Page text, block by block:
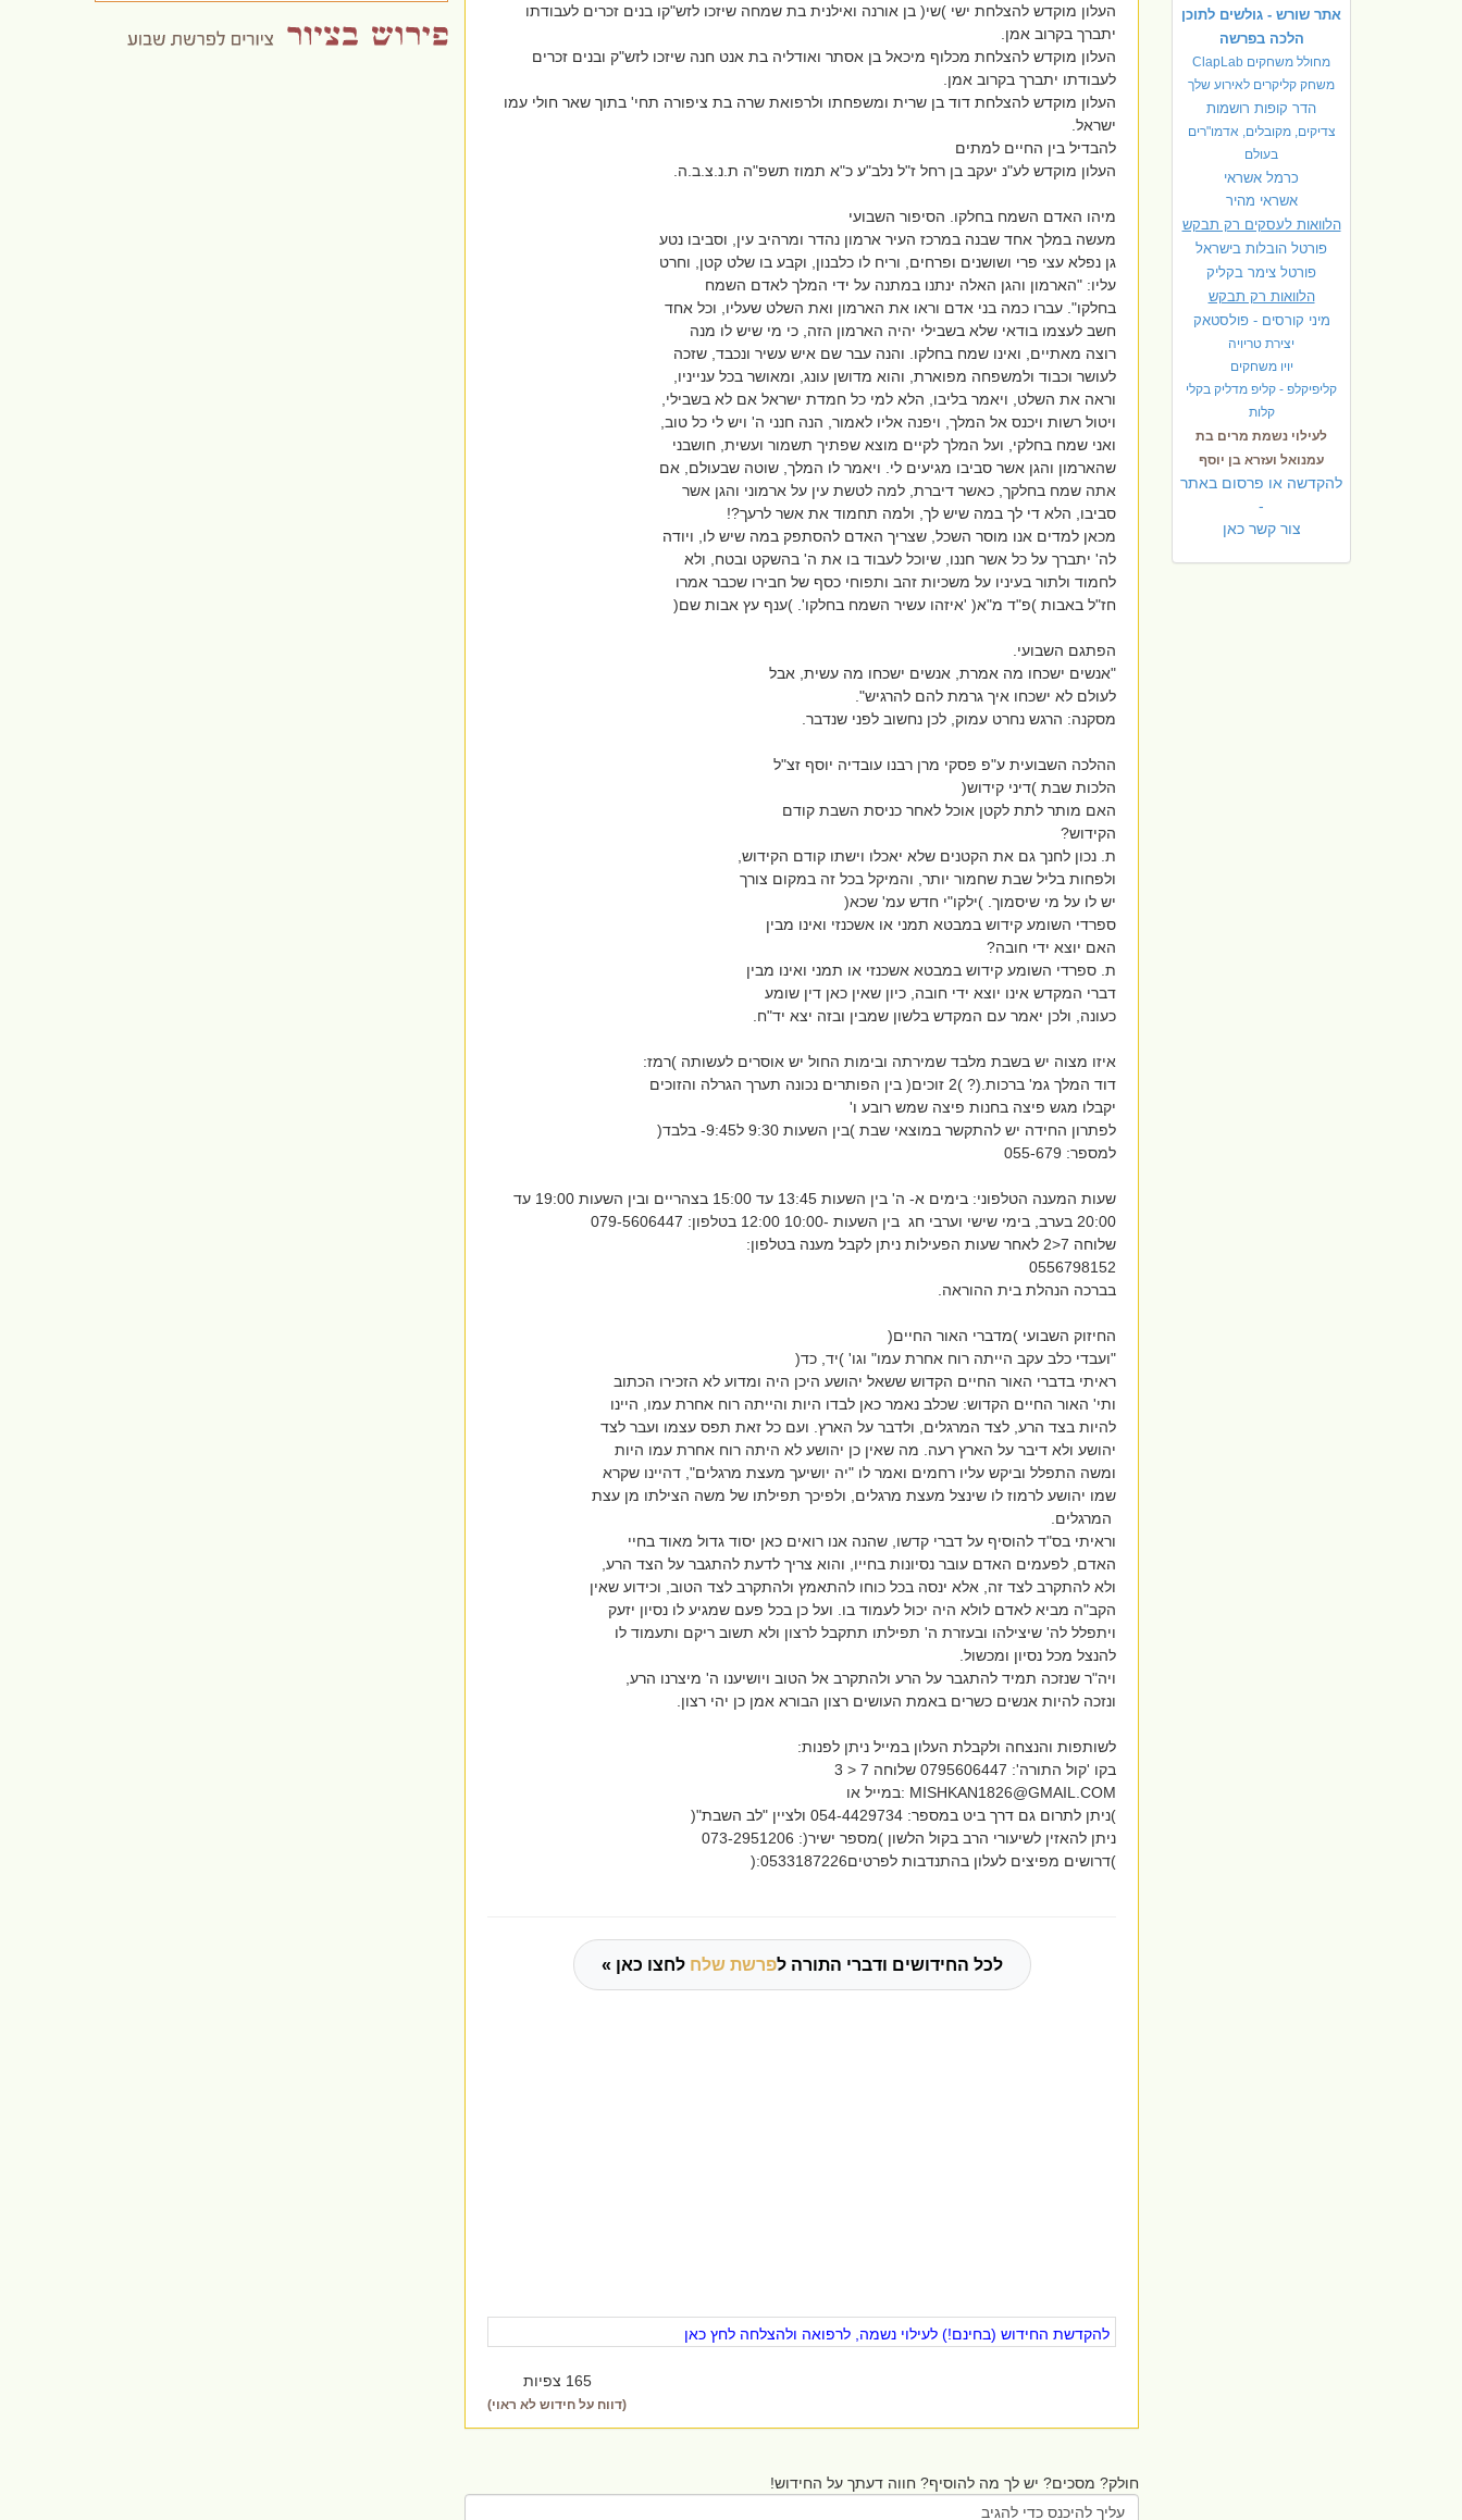
אתר שורש - גולשים לתוכן
הלכה בפרשה
מחולל משחקים ClapLab
משחק קליקרים לאירוע שלך
הדר קופות רושמות
צדיקים, מקובלים, אדמו"רים
בעולם
כרמל אשראי
אשראי מהיר
הלוואות לעסקים רק תבקש
פורטל הובלות בישראל
פורטל צימר בקליק
הלוואות רק תבקש
מיני קורסים - פולסטאק
יצירת טריויה
יויו משחקים
קליפיקלפ - קליפ מדליק בקלי
קלות
לעילוי נשמת מרים בת
עמנואל ועזרא בן יוסף
להקדשה או פרסום באתר
-
צור קשר כאן
העלון מוקדש להצלחת ישי )שי( בן אורנה ואילנית בת שמחה שיזכו לזש"קו בנים זכרים לעבודתו
יתברך בקרוב אמן.
העלון מוקדש להצלחת מכלוף מיכאל בן אסתר ואודליה בת אנט חנה שיזכו לזש"ק ובנים זכרים
לעבודתו יתברך בקרוב אמן.
העלון מוקדש להצלחת דוד בן שרית ומשפחתו ולרפואת שרה בת ציפורה תחי' בתוך שאר חולי עמו
ישראל.
להבדיל בין החיים למתים
העלון מוקדש לע"נ יעקב בן רחל ז"ל נלב"ע כ"א תמוז תשפ"ה ת.נ.צ.ב.ה.
מיהו האדם השמח בחלקו. הסיפור השבועי
מעשה במלך אחד שבנה במרכז העיר ארמון נהדר ומרהיב עין, וסביבו נטע
גן נפלא עצי פרי ושושנים ופרחים, וריח לו כלבנון, וקבע בו שלט קטן, וחרט
עליו: "הארמון והגן האלה ינתנו במתנה על ידי המלך לאדם השמח
בחלקו". עברו כמה בני אדם וראו את הארמון ואת השלט שעליו, וכל אחד
חשב לעצמו בודאי שלא בשבילי יהיה הארמון הזה, כי מי שיש לו מנה
רוצה מאתיים, ואינו שמח בחלקו. והנה עבר שם איש עשיר ונכבד, שזכה
לעושר וכבוד ולמשפחה מפוארת, והוא מדושן עונג, ומאושר בכל ענייניו,
וראה את השלט, ויאמר בליבו, הלא למי כל חמדת ישראל אם לא בשבילי,
ויטול רשות ויכנס אל המלך, ויפנה אליו לאמור, הנה חנני ה' ויש לי כל טוב,
ואני שמח בחלקי, ועל המלך לקיים מוצא שפתיך תשמור ועשית, חושבני
שהארמון והגן אשר סביבו מגיעים לי. ויאמר לו המלך, שוטה שבעולם, אם
אתה שמח בחלקך, כאשר דיברת, למה לטשת עין על ארמוני והגן אשר
סביבו, הלא די לך במה שיש לך, ולמה תחמוד את אשר לרעך?!
מכאן למדים אנו מוסר השכל, שצריך האדם להסתפק במה שיש לו, ויודה
לה' יתברך על כל אשר חננו, שיוכל לעבוד בו את ה' בהשקט ובטח, ולא
לחמוד ולתור בעיניו על משכיות זהב ותפוחי כסף של חבירו שכבר אמרו
חז"ל באבות )פ"ד מ"א( 'איזהו עשיר השמח בחלקו'. )ענף עץ אבות שם(
הפתגם השבועי.
"אנשים ישכחו מה אמרת, אנשים ישכחו מה עשית, אבל
לעולם לא ישכחו איך גרמת להם להרגיש".
מסקנה: הרגש נחרט עמוק, לכן נחשוב לפני שנדבר.
ההלכה השבועית ע"פ פסקי מרן רבנו עובדיה יוסף זצ"ל
הלכות שבת )דיני קידוש(
האם מותר לתת לקטן אוכל לאחר כניסת השבת קודם
הקידוש?
ת. נכון לחנך גם את הקטנים שלא יאכלו וישתו קודם הקידוש,
ולפחות בליל שבת שחמור יותר, והמיקל בכל זה במקום צורך
יש לו על מי שיסמוך. )ילקו"י חדש עמ' שכא(
ספרדי השומע קידוש במבטא תמני או אשכנזי ואינו מבין
האם יוצא ידי חובה?
ת. ספרדי השומע קידוש במבטא אשכנזי או תמני ואינו מבין
דברי המקדש אינו יוצא ידי חובה, כיון שאין כאן דין שומע
כעונה, ולכן יאמר עם המקדש בלשון שמבין ובזה יצא יד"ח.
איזו מצוה יש בשבת מלבד שמירתה ובימות החול יש אוסרים לעשותה )רמז:
דוד המלך גמ' ברכות.(? )2 זוכים( בין הפותרים נכונה תערך הגרלה והזוכים
יקבלו מגש פיצה בחנות פיצה שמש רובע ו'
לפתרון החידה יש להתקשר במוצאי שבת )בין השעות 9:30 ל9:45- בלבד(
למספר: 055-679
שעות המענה הטלפוני: בימים א- ה' בין השעות 13:45 עד 15:00 בצהריים ובין השעות 19:00 עד
20:00 בערב, בימי שישי וערבי חג בין השעות -10:00 12:00 בטלפון: 079-5606447
שלוחה 7<2 לאחר שעות הפעילות ניתן לקבל מענה בטלפון:
0556798152
בברכה הנהלת בית ההוראה.
החיזוק השבועי )מדברי האור החיים(
"ועבדי כלב עקב הייתה רוח אחרת עמו" וגו' )יד, כד(
ראיתי בדברי האור החיים הקדוש ששאל יהושע היכן היה ומדוע לא הזכירו הכתוב
ותי' האור החיים הקדוש: שכלב נאמר כאן לבדו היות והייתה רוח אחרת עמו, היינו
להיות בצד הרע, לצד המרגלים, ולדבר על הארץ. ועם כל זאת תפס עצמו ועבר לצד
יהושע ולא דיבר על הארץ רעה. מה שאין כן יהושע לא היתה רוח אחרת עמו היות
ומשה התפלל וביקש עליו רחמים ואמר לו "יה יושיעך מעצת מרגלים", דהיינו שקרא
שמו יהושע לרמוז לו שינצל מעצת מרגלים, ולפיכך תפילתו של משה הצילתו מן עצת
המרגלים.
וראיתי בס"ד להוסיף על דברי קדשו, שהנה אנו רואים כאן יסוד גדול מאוד בחיי
האדם, לפעמים האדם עובר נסיונות בחייו, והוא צריך לדעת להתגבר על הצד הרע,
ולא להתקרב לצד זה, אלא ינסה בכל כוחו להתאמץ ולהתקרב לצד הטוב, וכידוע שאין
הקב"ה מביא לאדם לולא היה יכול לעמוד בו. ועל כן בכל פעם שמגיע לו נסיון יזעק
ויתפלל לה' שיצילהו ובעזרת ה' תפילתו תתקבל לרצון ולא תשוב ריקם ותעמוד לו
להנצל מכל נסיון ומכשול.
ויה"ר שנזכה תמיד להתגבר על הרע ולהתקרב אל הטוב ויושיענו ה' מיצרנו הרע,
ונזכה להיות אנשים כשרים באמת העושים רצון הבורא אמן כן יהי רצון.
לשותפות והנצחה ולקבלת העלון במייל ניתן לפנות:
בקו 'קול התורה': 0795606447 שלוחה 7 < 3
MISHKAN1826@GMAIL.COM :במייל או
)ניתן לתרום גם דרך ביט במספר: 054-4429734 ולציין "לב השבת"(
ניתן להאזין לשיעורי הרב בקול הלשון )מספר ישיר(: 073-2951206
)דרושים מפיצים לעלון בהתנדבות לפרטים0533187226:(
לכל החידושים ודברי התורה לפרשת שלח לחצו כאן »
להקדשת החידוש (בחינם!) לעילוי נשמה, לרפואה ולהצלחה לחץ כאן
165 צפיות
(דווח על חידוש לא ראוי)
חולק? מסכים? יש לך מה להוסיף? חווה דעתך על החידוש!